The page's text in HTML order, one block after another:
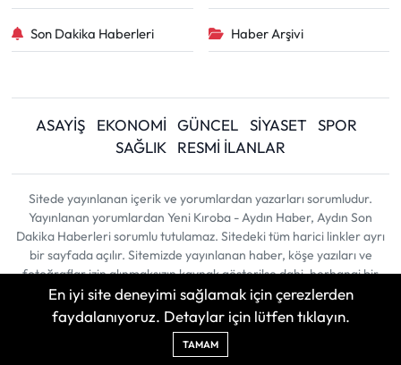
Son Dakika Haberleri Haber Arşivi
ASAYİŞ EKONOMİ GÜNCEL SİYASET
SPOR
SAĞLIK
RESMİ İLANLAR
Sitede yayınlanan içerik ve yorumlardan yazarları sorumludur.
Yayınlanan yorumlardan Yeni Kıroba - Aydın Haber, Aydın Son
Dakika Haberleri sorumlu tutulamaz. Sitedeki tüm harici linkler ayrı
bir sayfada açılır. Sitemizde yayınlanan haber, köşe yazıları ve
fotoğraflar izin alınmaksızın kaynak gösterilse dahi, herhangi bir
ortamda kullanılamaz ve yayınlanamaz
| Copyright © 2026
En iyi site deneyimi sağlamak için çerezlerden
faydalanıyoruz. Detaylar için lütfen tıklayın.
TAMAM